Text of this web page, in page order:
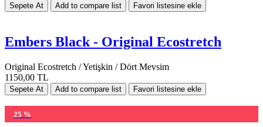
Embers Black - Original Ecostretch
Original Ecostretch / Yetişkin / Dört Mevsim
1150,00 TL
25 %